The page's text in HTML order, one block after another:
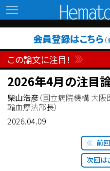
会員登録はこちら
この論文に注目！
2026年4月の注目論
柴山浩彦（国立病院機構 大
輸血療法部長）
2026.04.09
次回は
前